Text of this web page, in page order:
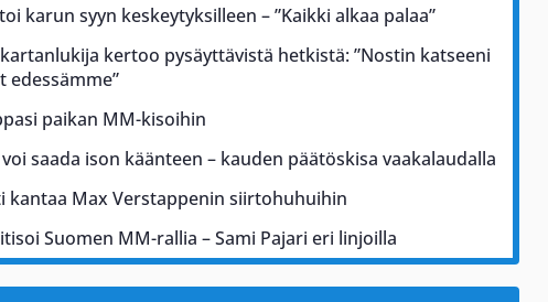
karun syyn keskeytyksilleen – ”Kaikki alkaa palaa”
kertoo pysäyttävistä hetkistä: ”Nostin katseeni
edessämme”
paikan MM-kisoihin
saada ison käänteen – kauden päätöskisa vaakalaudalla
kantaa Max Verstappenin siirtohuhuihin
Suomen MM-rallia – Sami Pajari eri linjoilla